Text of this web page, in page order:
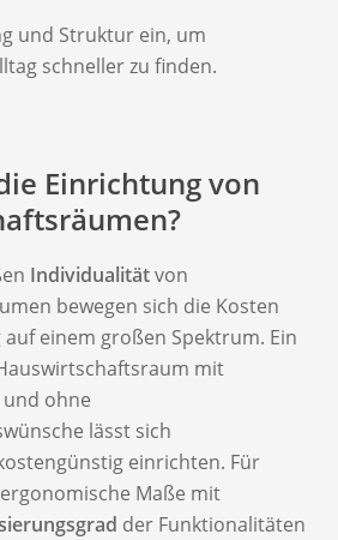
und Struktur ein, um
schneller zu finden.
Einrichtung von
Individualitätvon
bewegen sich die Kosten
einem großen Spektrum. Ein
mit
ohne
lässt sich
einrichten. Für
Maße mit
der Funktionalitäten